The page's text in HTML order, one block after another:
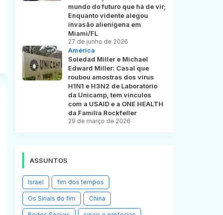
mundo do futuro que há de vir;
Enquanto vidente alegou
invasão alienígena em
Miami/FL
27 de junho de 2026
América
Soledad Miller e Michael
Edward Miller: Casal que
roubou amostras dos vírus
H1N1 e H3N2 de Laboratório
da Unicamp, tem vínculos
com a USAID e a ONE HEALTH
da Família Rockfeller
29 de março de 2026
ASSUNTOS
Israel fim dos tempos
Os Sinais do fim China